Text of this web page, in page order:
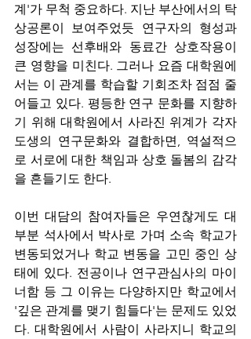
계'가 무척 중요하다. 지난 부산에서의 탁
상공론이 보여주었듯 연구자의 형성과
성장에는 선후배와 동료간 상호작용이
큰 영향을 미친다. 그러나 요즘 대학원에
서는 이 관계를 학습할 기회조차 점점 줄
어들고 있다. 평등한 연구 문화를 지향하
기 위해 대학원에서 사라진 위계가 각자
도생의 연구문화와 결합하면, 역설적으
로 서로에 대한 책임과 상호 돌봄의 감각
을 흔들기도 한다.
이번 대담의 참여자들은 우연찮게도 대
부분 석사에서 박사로 가며 소속 학교가
변동되었거나 학교 변동을 고민 중인 상
태에 있다. 전공이나 연구관심사의 마이
너함 등 그 이유는 다양하지만 학교에서
'깊은 관계를 맺기 힘들다'는 문제도 있었
다. 대학원에서 사람이 사라지니 학교의